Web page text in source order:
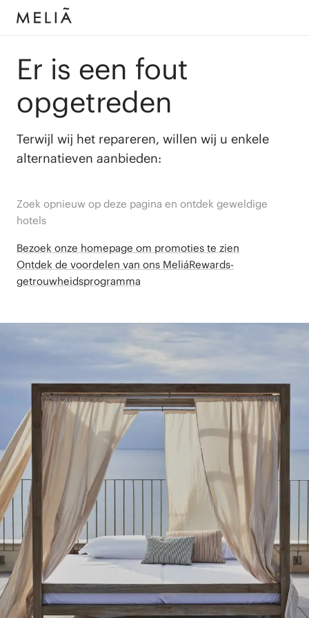
Er is een fout
opgetreden
Terwijl wij het repareren, willen wij u enkele
alternatieven aanbieden:
Zoek opnieuw op deze pagina en ontdek geweldige
hotels
Bezoek onze homepage om promoties te zien
Ontdek de voordelen van ons MeliáRewards-
getrouwheidsprogramma